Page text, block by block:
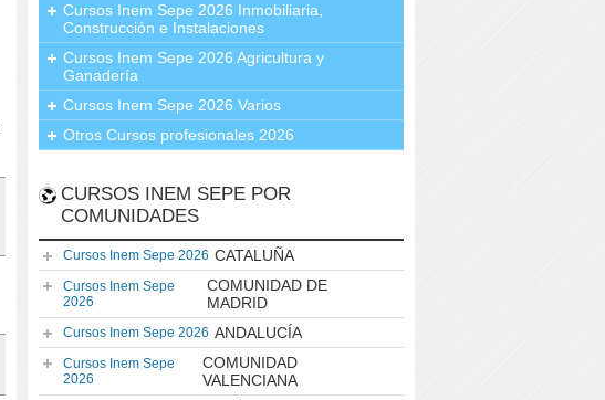
Cursos Inem Sepe 2026 Inmobiliaria,
Construcción e Instalaciones
Cursos Inem Sepe 2026 Agricultura y
Ganadería
Cursos Inem Sepe 2026 Varios
Otros Cursos profesionales 2026
CURSOS INEM SEPE POR
COMUNIDADES
Cursos Inem Sepe 2026 CATALUÑA
Cursos Inem Sepe
2026
COMUNIDAD DE
MADRID
Cursos Inem Sepe 2026 ANDALUCÍA
Cursos Inem Sepe
2026
COMUNIDAD
VALENCIANA